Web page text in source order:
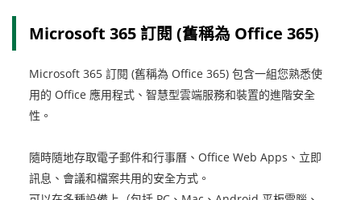
Microsoft 365 訂閱 (舊稱為 Office 365)
Microsoft 365 訂閱 (舊稱為 Office 365) 包含一組您熟悉使
用的 Office 應用程式、智慧型雲端服務和裝置的進階安全
性。
隨時隨地存取電子郵件和行事曆、Office Web Apps、立即
訊息、會議和檔案共用的安全方式。